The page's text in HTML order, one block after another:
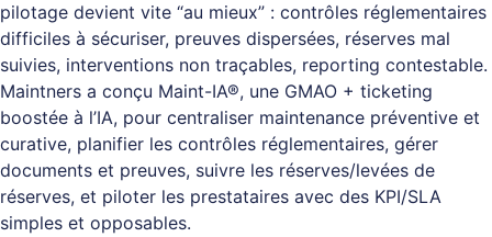
pilotage devient vite “au mieux” : contrôles réglementaires
difficiles à sécuriser, preuves dispersées, réserves mal
suivies, interventions non traçables, reporting contestable.
Maintners a conçu Maint-IA®, une GMAO + ticketing
boostée à l’IA, pour centraliser maintenance préventive et
curative, planifier les contrôles réglementaires, gérer
documents et preuves, suivre les réserves/levées de
réserves, et piloter les prestataires avec des KPI/SLA
simples et opposables.